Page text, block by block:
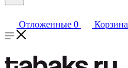
Отложенные 0 Корзина